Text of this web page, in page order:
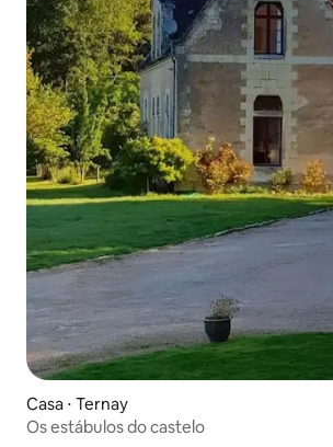
Casa ⋅ Ternay
Os estábulos do castelo